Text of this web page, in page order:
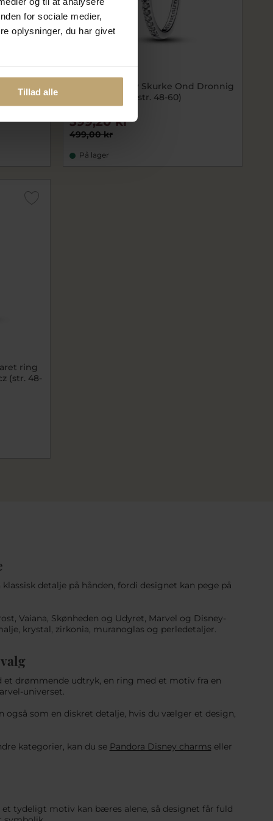
for sociale medier,
oplysninger, du har givet
Tillad alle
Pandora Disney Skurke Ond Dronnig
ring sølv m. cz (str. 48-60)
499,00 kr
399,20 kr
På lager
ring
(str. 48-
detalje på hånden, fordi designet kan pege på
Vaiana, Skønheden og Udyret, Marvel og Disney-
krystal, zirkonia, muranoglas og perledetaljer.
et drømmende udtryk, en ring med et motiv fra en
universet.
som en diskret detalje, hvis du vælger et design,
kategorier, kan du se Pandora Disney charms eller
tydeligt motiv kan bæres alene, så designet får fuld